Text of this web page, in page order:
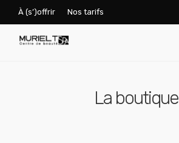
À (s’)offrir Nos tarifs
La boutique